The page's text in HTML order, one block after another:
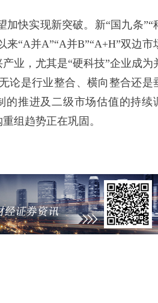
快实现新突破。新“国九条”“
“A并A”“A并B”“A+H”双边市
业，尤其是“硬科技”企业成为
论是行业整合、横向整合还是
推进及二级市场估值的持续
组趋势正在巩固。